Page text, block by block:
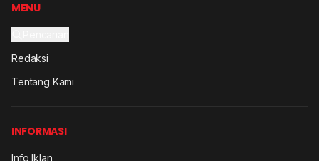
MENU
Redaksi
Tentang Kami
INFORMASI
Info Iklan